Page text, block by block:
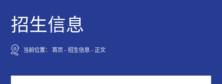
招生信息
当前位置： 首页 - 招生信息 - 正文